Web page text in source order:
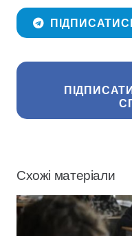
Схожі матеріали